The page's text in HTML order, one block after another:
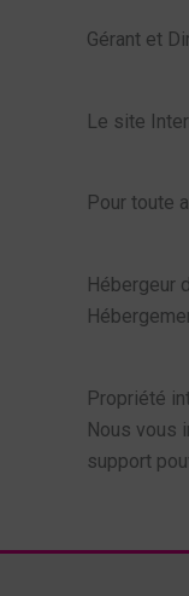
Gérant et
Le site
Pour toute
Hébergeur
Propriété
Nous vous
support